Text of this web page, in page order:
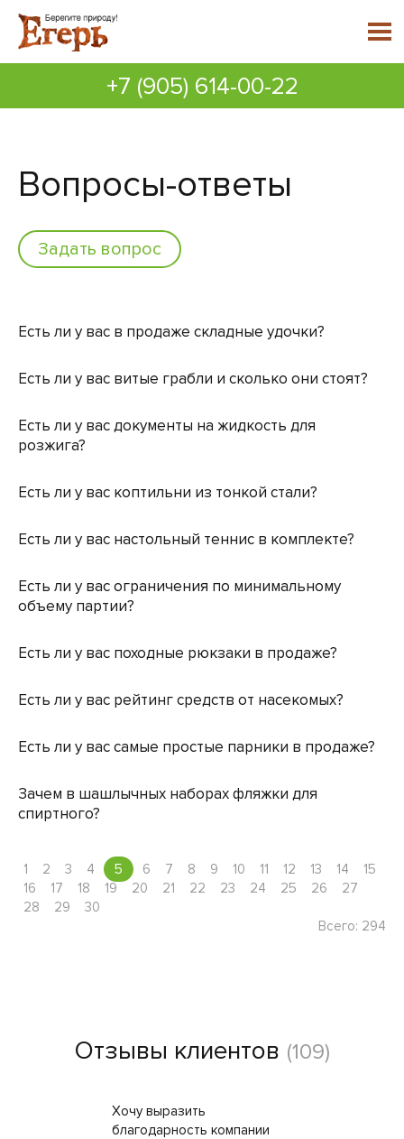
+7 (905) 614-00-22
Вопросы-ответы
Задать вопрос
Есть ли у вас в продаже складные удочки?
Есть ли у вас витые грабли и сколько они стоят?
Есть ли у вас документы на жидкость для
розжига?
Есть ли у вас коптильни из тонкой стали?
Есть ли у вас настольный теннис в комплекте?
Есть ли у вас ограничения по минимальному
объему партии?
Есть ли у вас походные рюкзаки в продаже?
Есть ли у вас рейтинг средств от насекомых?
Есть ли у вас самые простые парники в продаже?
Зачем в шашлычных наборах фляжки для
спиртного?
1 2 3 4 5 6 7 8 9 10 11 12 13 14
15
16
17 18 19 20 21 22 23 24 25 26
27
28
29
30
Всего: 294
Отзывы клиентов (109)
Хочу выразить
благодарность компании